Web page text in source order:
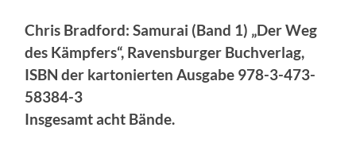
Chris Bradford: Samurai (Band 1) „Der Weg
des Kämpfers“, Ravensburger Buchverlag,
ISBN der kartonierten Ausgabe 978-3-473-
58384-3
Insgesamt acht Bände.